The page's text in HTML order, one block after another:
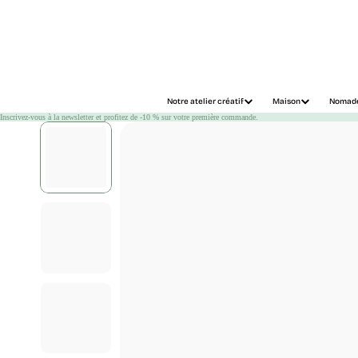
Notre atelier créatif Maison
Inscrivez-vous à la newsletter et profitez de -10 % sur votre première commande.